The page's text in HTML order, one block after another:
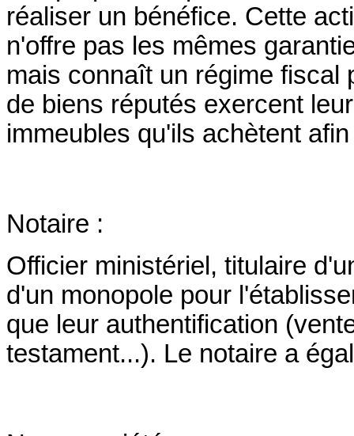
réaliser un bénéfice. Cette
n'offre pas les mêmes
mais connaît un régime fiscal
de biens réputés exercent
immeubles qu'ils achètent
Notaire :
Officier ministériel, titulaire
d'un monopole pour
que leur authentification
testament...). Le notaire a